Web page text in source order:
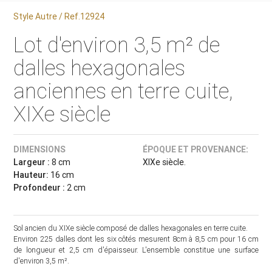
Style Autre / Ref.12924
Lot d'environ 3,5 m² de
dalles hexagonales
anciennes en terre cuite,
XIXe siècle
DIMENSIONS
Largeur : 8 cm
Hauteur: 16 cm
Profondeur : 2 cm
ÉPOQUE ET PROVENANCE:
XIXe siècle.
Sol ancien du XIXe siècle composé de dalles hexagonales en terre cuite.
Environ 225 dalles dont les six côtés mesurent 8cm à 8,5 cm pour 16 cm
de longueur et 2,5 cm d'épaisseur. L'ensemble constitue une surface
d'environ 3,5 m².